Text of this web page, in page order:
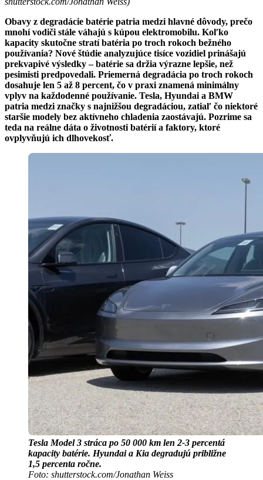
Obavy z degradácie batérie patria medzi hlavné dôvody, prečo
mnohí vodiči stále váhajú s kúpou elektromobilu. Koľko
kapacity skutočne stratí batéria po troch rokoch bežného
používania? Nové štúdie analyzujúce tisíce vozidiel prinášajú
prekvapivé výsledky – batérie sa držia výrazne lepšie, než
pesimisti predpovedali. Priemerná degradácia po troch rokoch
dosahuje len 5 až 8 percent, čo v praxi znamená minimálny
vplyv na každodenné používanie. Tesla, Hyundai a BMW
patria medzi značky s najnižšou degradáciou, zatiaľ čo niektoré
staršie modely bez aktívneho chladenia zaostávajú. Pozrime sa
teda na reálne dáta o životnosti batérií a faktory, ktoré
ovplyvňujú ich dlhovekosť.
Tesla Model 3 stráca po 50 000 km len 2-3 percentá
kapacity batérie. Hyundai a Kia degradujú približne
1,5 percenta ročne.
Foto: shutterstock.com/Jonathan Weiss